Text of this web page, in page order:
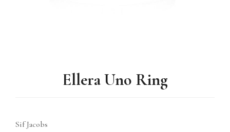
Ellera Uno Ring
Sif Jacobs